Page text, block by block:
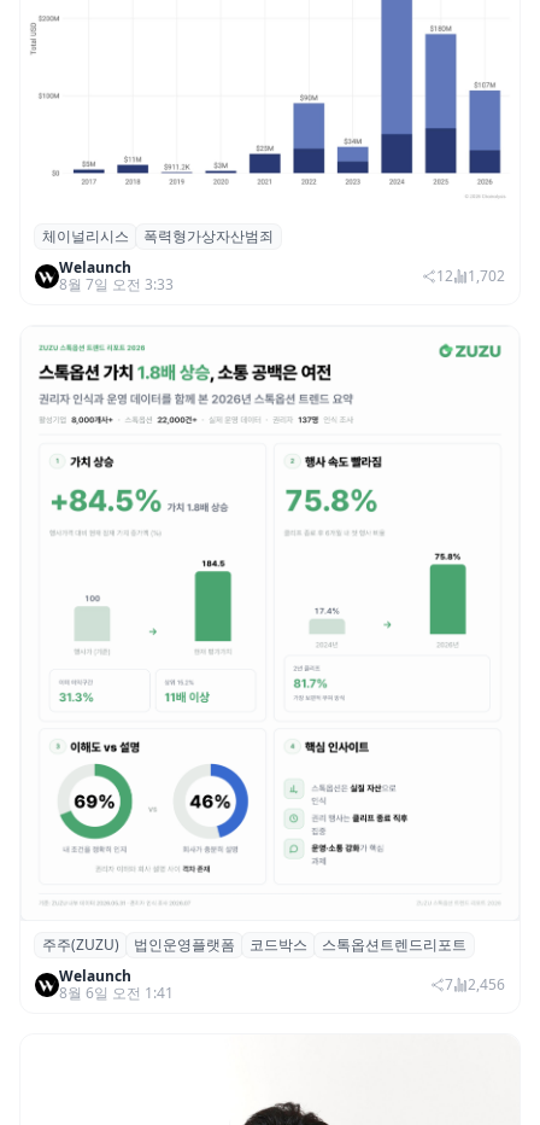
체이널리시스 “가상자산 보유자 대상 폭력
범죄 증가…상반기 탈취액 3000만 달러 돌파
체이널리시스
폭력형가상자산범죄
Welaunch
8월 7일 오전 3:33
12 1,702
스톡옵션 취소율 2년 만에 18.2%→31.3%…
권리 발생 즉시 행사 비중도 급증
주주(ZUZU) 법인운영플랫폼 코드박스
스톡옵션트렌드리포트
Welaunch
8월 6일 오전 1:41
7 2,456